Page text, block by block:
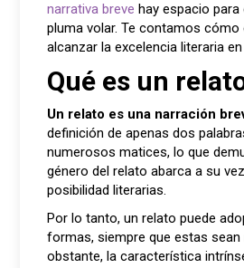
narrativa breve hay espacio para
pluma volar. Te contamos cómo
alcanzar la excelencia literaria
Qué es un
Un relato es una narración
definición de apenas dos
numerosos matices, lo que
género del relato abarca a su
posibilidad literarias.
Por lo tanto, un relato puede
formas, siempre que estas sean
obstante, la característica